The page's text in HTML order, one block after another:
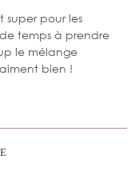
super pour les
temps à prendre
le mélange
bien !